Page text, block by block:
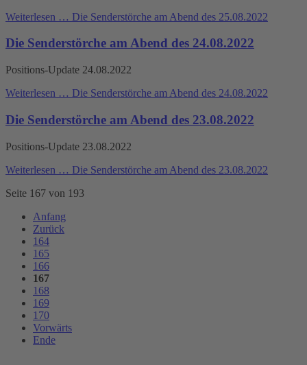
Weiterlesen … Die Senderstörche am Abend des 25.08.2022
Die Senderstörche am Abend des 24.08.2022
Positions-Update 24.08.2022
Weiterlesen … Die Senderstörche am Abend des 24.08.2022
Die Senderstörche am Abend des 23.08.2022
Positions-Update 23.08.2022
Weiterlesen … Die Senderstörche am Abend des 23.08.2022
Seite 167 von 193
Anfang
Zurück
164
165
166
167
168
169
170
Vorwärts
Ende